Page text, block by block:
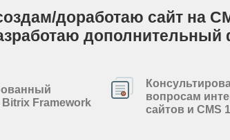
доработаю сайт на
дополнительный
Bitrix Framework
вопросам
сайтов и CMS